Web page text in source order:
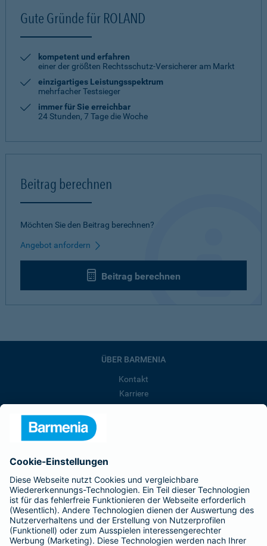
Gute Gründe für ROLAND
kompetent und erfahren
einer der größten Rechtsschutz-Versicherer am Markt
einzigartiges Leistungsspektrum
mehrfacher Testsieger
immer für Sie erreichbar
24 Stunden, 7 Tage die Woche
Beitrag berechnen
Möchten Sie den Beitrag berechnen?
Angebot anfordern
Beitrag berechnen
ÜBER BARMENIA
Kontakt
Karriere
Barmenia ist Teil der BarmeniaGothaer
BELIEBTE SEITEN
Kranken-Zusatzversicherung
Tierversicherungen
Haftpflichtversicherung